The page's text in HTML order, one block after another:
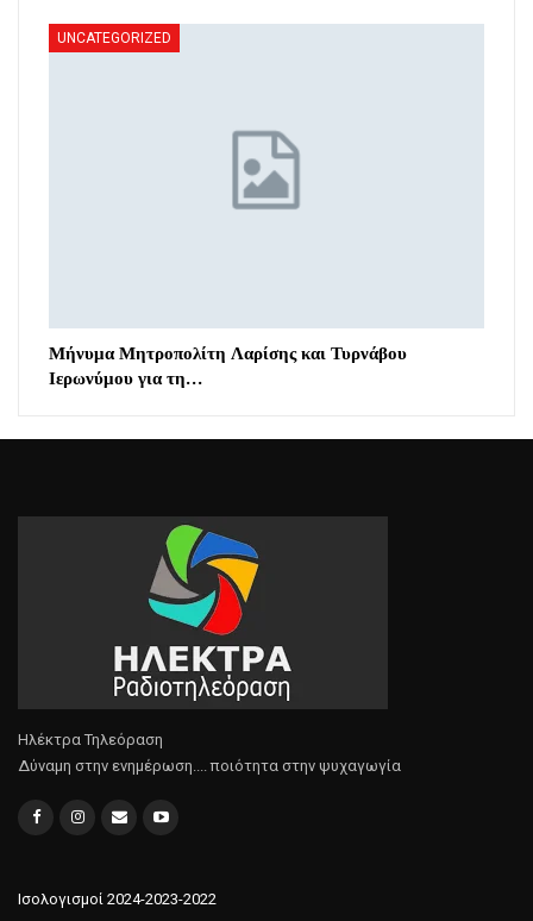
UNCATEGORIZED
Μήνυμα Μητροπολίτη Λαρίσης και Τυρνάβου
Ιερωνύμου για τη…
Ηλέκτρα Τηλεόραση
Δύναμη στην ενημέρωση.... ποιότητα στην ψυχαγωγία
Ισολογισμοί 2024-2023-2022